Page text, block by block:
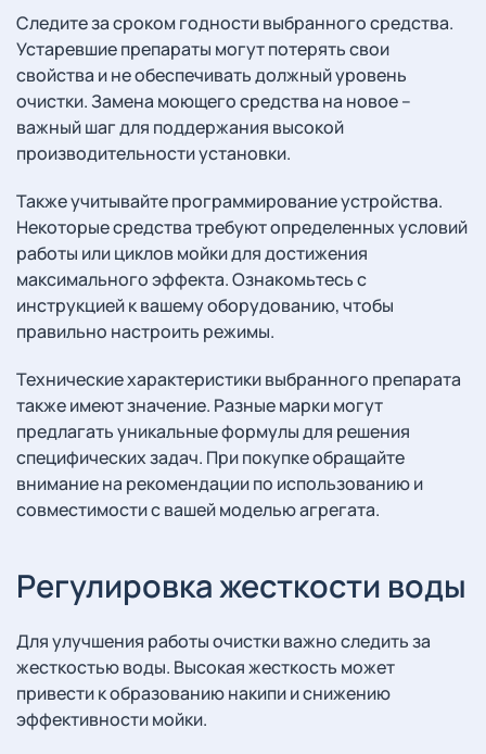
Следите за сроком годности выбранного средства.
Устаревшие препараты могут потерять свои
свойства и не обеспечивать должный уровень
очистки. Замена моющего средства на новое –
важный шаг для поддержания высокой
производительности установки.
Также учитывайте программирование устройства.
Некоторые средства требуют определенных условий
работы или циклов мойки для достижения
максимального эффекта. Ознакомьтесь с
инструкцией к вашему оборудованию, чтобы
правильно настроить режимы.
Технические характеристики выбранного препарата
также имеют значение. Разные марки могут
предлагать уникальные формулы для решения
специфических задач. При покупке обращайте
внимание на рекомендации по использованию и
совместимости с вашей моделью агрегата.
Регулировка жесткости воды
Для улучшения работы очистки важно следить за
жесткостью воды. Высокая жесткость может
привести к образованию накипи и снижению
эффективности мойки.